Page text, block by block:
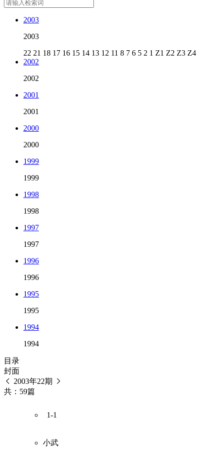
2003
2003
22 21 18 17 16 15 14 13 12 11 8 7 6 5 2 1 Z1 Z2 Z3 Z4
2002
2002
2001
2001
2000
2000
1999
1999
1998
1998
1997
1997
1996
1996
1995
1995
1994
1994
目录
封面
2003年22期
共：59篇
1-1
小武